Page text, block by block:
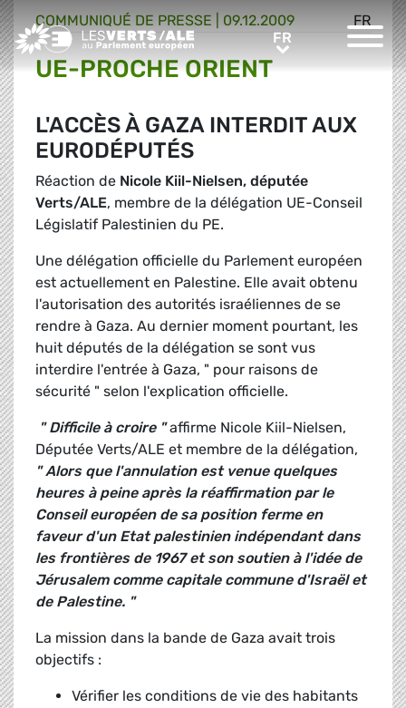
Greens/EFA Home FRFR
FR
COMMUNIQUÉ DE PRESSE 09.12.2009
UE-PROCHE ORIENT
L'ACCÈS À GAZA INTERDIT AUX
EURODÉPUTÉS
Réaction de Nicole Kiil-Nielsen, députée
Verts/ALE, membre de la délégation UE-Conseil
Législatif Palestinien du PE.
Une délégation officielle du Parlement européen
est actuellement en Palestine. Elle avait obtenu
l'autorisation des autorités israéliennes de se
rendre à Gaza. Au dernier moment pourtant, les
huit députés de la délégation se sont vus
interdire l'entrée à Gaza, " pour raisons de
sécurité " selon l'explication officielle.
" Difficile à croire "affirme Nicole Kiil-Nielsen,
Députée Verts/ALE et membre de la délégation,
" Alors que l'annulation est venue quelques
heures à peine après la réaffirmation par le
Conseil européen de sa position ferme en
faveur d'un Etat palestinien indépendant dans
les frontières de 1967 et son soutien à l'idée de
Jérusalem comme capitale commune d'Israël et
de Palestine. "
La mission dans la bande de Gaza avait trois
objectifs :
Vérifier les conditions de vie des habitants